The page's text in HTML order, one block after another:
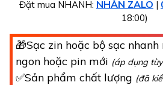
Đặt mua NHANH: NHẮN ZALO |
18:00)
🎁Sạc zin hoặc bộ sạc
ngon hoặc pin mới (áp dụng
✅Sản phẩm chất lượng (đã